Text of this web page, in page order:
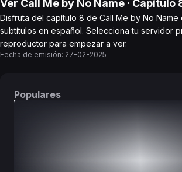
Ver Call Me by No Name · Capítulo
Disfruta del capítulo 8 de Call Me by No
subtítulos en español. Selecciona tu servidor
reproductor para empezar a ver.
Fecha de emisión: 27-02-2025
Populares